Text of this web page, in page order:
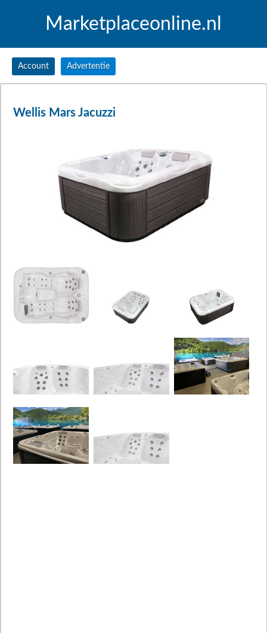
Marketplaceonline.nl
Account Advertentie
Wellis Mars Jacuzzi